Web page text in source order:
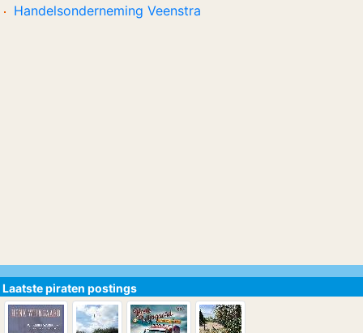
Handelsonderneming Veenstra
Laatste piraten postings